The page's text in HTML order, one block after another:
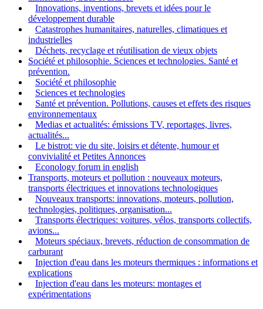
Innovations, inventions, brevets et idées pour le
développement durable
Catastrophes humanitaires, naturelles, climatiques et
industrielles
Déchets, recyclage et réutilisation de vieux objets
Société et philosophie. Sciences et technologies. Santé et
prévention.
Société et philosophie
Sciences et technologies
Santé et prévention. Pollutions, causes et effets des risques
environnementaux
Medias et actualités: émissions TV, reportages, livres,
actualités...
Le bistrot: vie du site, loisirs et détente, humour et
convivialité et Petites Annonces
Econology forum in english
Transports, moteurs et pollution : nouveaux moteurs,
transports électriques et innovations technologiques
Nouveaux transports: innovations, moteurs, pollution,
technologies, politiques, organisation...
Transports électriques: voitures, vélos, transports collectifs,
avions...
Moteurs spéciaux, brevets, réduction de consommation de
carburant
Injection d'eau dans les moteurs thermiques : informations et
explications
Injection d'eau dans les moteurs: montages et
expérimentations